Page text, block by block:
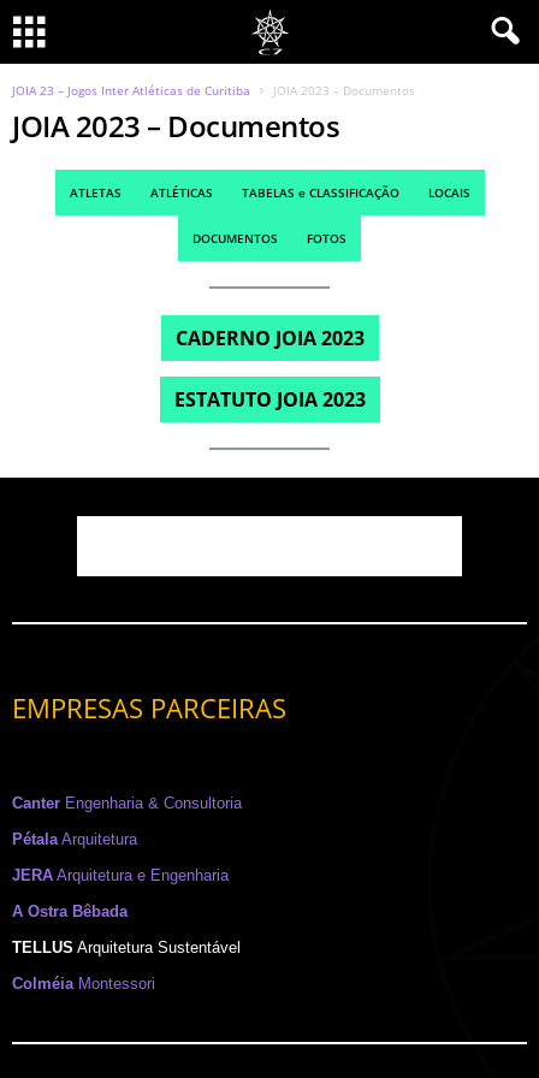
JOIA 23 – Jogos Inter Atléticas de Curitiba JOIA 2023 – Documentos
JOIA 2023 – Documentos
ATLETAS ATLÉTICAS TABELAS e CLASSIFICAÇÃO LOCAIS
DOCUMENTOS FOTOS
CADERNO JOIA 2023
ESTATUTO JOIA 2023
EMPRESAS PARCEIRAS
Canter Engenharia & Consultoria
Pétala Arquitetura
JERA Arquitetura e Engenharia
A Ostra Bêbada
TELLUS Arquitetura Sustentável
Colméia Montessori